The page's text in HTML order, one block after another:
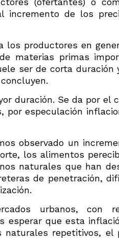
incremento de los
productores en
materias primas
ser de corta duración
duración. Se da por el
por especulación
observado un
los alimentos
naturales que han
de penetración,
urbanos, con
esperar que esta
naturales repetitivos, el